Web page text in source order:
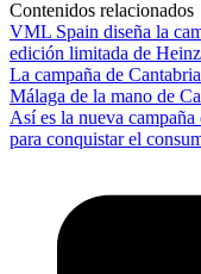
Contenidos relacionados
VML Spain diseña la
edición limitada de Heinz
La campaña de
Málaga de la mano de
Así es la nueva
para conquistar el